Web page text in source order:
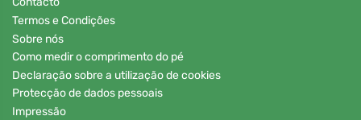
Termos e Condições
Sobre nós
Como medir o comprimento do pé
Declaração sobre a utilização de cookies
Protecção de dados pessoais
Impressão